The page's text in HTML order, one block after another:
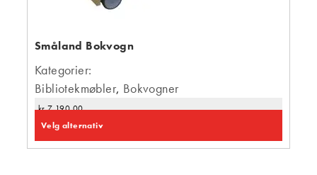
Småland Bokvogn
Kategorier:
Bibliotekmøbler, Bokvogner
kr7 190,00
Velg alternativ